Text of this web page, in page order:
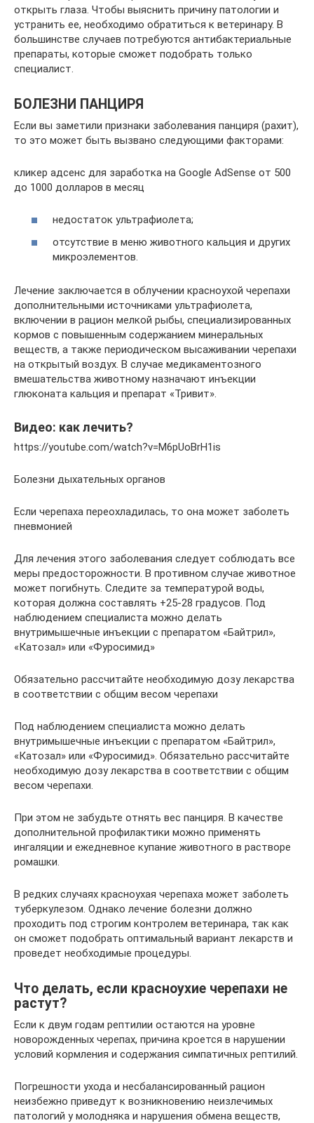
открыть глаза. Чтобы выяснить причину патологии и
устранить ее, необходимо обратиться к ветеринару. В
большинстве случаев потребуются антибактериальные
препараты, которые сможет подобрать только
специалист.
БОЛЕЗНИ ПАНЦИРЯ
Если вы заметили признаки заболевания панциря (рахит),
то это может быть вызвано следующими факторами:
кликер адсенс для заработка на Google AdSense от 500
до 1000 долларов в месяц
недостаток ультрафиолета;
отсутствие в меню животного кальция и других
микроэлементов.
Лечение заключается в облучении красноухой черепахи
дополнительными источниками ультрафиолета,
включении в рацион мелкой рыбы, специализированных
кормов с повышенным содержанием минеральных
веществ, а также периодическом высаживании черепахи
на открытый воздух. В случае медикаментозного
вмешательства животному назначают инъекции
глюконата кальция и препарат «Тривит».
Видео: как лечить?
https://youtube.com/watch?v=M6pUoBrH1is
Болезни дыхательных органов
Если черепаха переохладилась, то она может заболеть
пневмонией
Для лечения этого заболевания следует соблюдать все
меры предосторожности. В противном случае животное
может погибнуть. Следите за температурой воды,
которая должна составлять +25-28 градусов. Под
наблюдением специалиста можно делать
внутримышечные инъекции с препаратом «Байтрил»,
«Катозал» или «Фуросимид»
Обязательно рассчитайте необходимую дозу лекарства
в соответствии с общим весом черепахи
Под наблюдением специалиста можно делать
внутримышечные инъекции с препаратом «Байтрил»,
«Катозал» или «Фуросимид». Обязательно рассчитайте
необходимую дозу лекарства в соответствии с общим
весом черепахи.
При этом не забудьте отнять вес панциря. В качестве
дополнительной профилактики можно применять
ингаляции и ежедневное купание животного в растворе
ромашки.
В редких случаях красноухая черепаха может заболеть
туберкулезом. Однако лечение болезни должно
проходить под строгим контролем ветеринара, так как
он сможет подобрать оптимальный вариант лекарств и
проведет необходимые процедуры.
Что делать, если красноухие черепахи не
растут?
Если к двум годам рептилии остаются на уровне
новорожденных черепах, причина кроется в нарушении
условий кормления и содержания симпатичных рептилий.
Погрешности ухода и несбалансированный рацион
неизбежно приведут к возникновению неизлечимых
патологий у молодняка и нарушения обмена веществ,